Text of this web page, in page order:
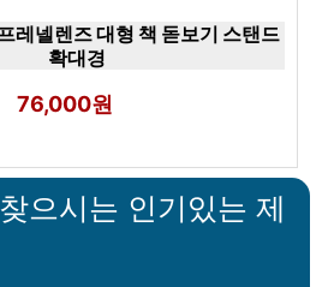
레넬렌즈 대형 책 돋보기 스탠드
확대경
76,000원
으시는 인기있는 제